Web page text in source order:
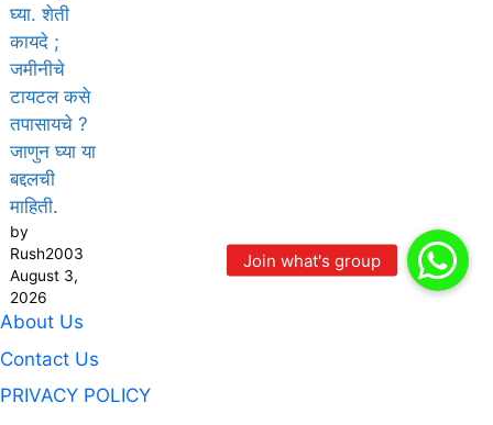
घ्या. शेती
कायदे ;
जमीनीचे
टायटल कसे
तपासायचे ?
जाणुन घ्या या
बद्दलची
माहिती.
by
Rush2003
August 3,
2026
About Us
Contact Us
PRIVACY POLICY